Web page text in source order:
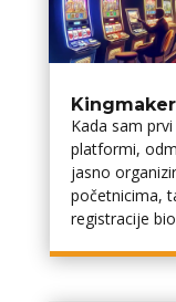
Kada sam
platformi,
jasno
početnicima,
registracije